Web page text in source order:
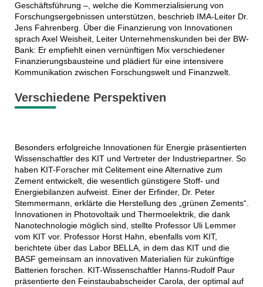
Geschäftsführung –, welche die Kommerzialisierung von
Forschungsergebnissen unterstützen, beschrieb IMA-Leiter Dr.
Jens Fahrenberg. Über die Finanzierung von Innovationen
sprach Axel Weisheit, Leiter Unternehmenskunden bei der BW-
Bank: Er empfiehlt einen vernünftigen Mix verschiedener
Finanzierungsbausteine und plädiert für eine intensivere
Kommunikation zwischen Forschungswelt und Finanzwelt.
Verschiedene Perspektiven
Besonders erfolgreiche Innovationen für Energie präsentierten
Wissenschaftler des KIT und Vertreter der Industriepartner. So
haben KIT-Forscher mit Celitement eine Alternative zum
Zement entwickelt, die wesentlich günstigere Stoff- und
Energiebilanzen aufweist. Einer der Erfinder, Dr. Peter
Stemmermann, erklärte die Herstellung des „grünen Zements“.
Innovationen in Photovoltaik und Thermoelektrik, die dank
Nanotechnologie möglich sind, stellte Professor Uli Lemmer
vom KIT vor. Professor Horst Hahn, ebenfalls vom KIT,
berichtete über das Labor BELLA, in dem das KIT und die
BASF gemeinsam an innovativen Materialien für zukünftige
Batterien forschen. KIT-Wissenschaftler Hanns-Rudolf Paur
präsentierte den Feinstaubabscheider Carola, der optimal auf